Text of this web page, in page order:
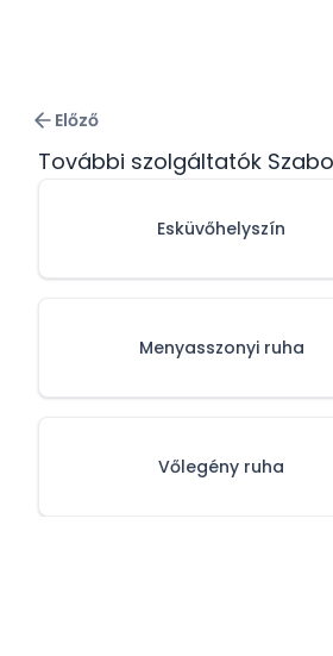
Előző
További szolgáltatók
Esküvőhelyszín
Menyasszonyi ruha
Vőlegény ruha